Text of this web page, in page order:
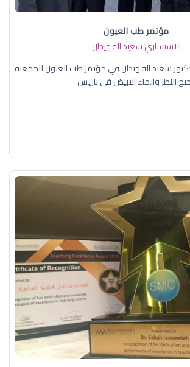
مؤتمر طب العيون
الاستشاري سعيد القهيدان
سعيد القهيدان في مؤتمر طب العيون للجمعيه
النظر والماء الابيض في باريس